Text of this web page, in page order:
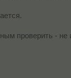
проверить - не